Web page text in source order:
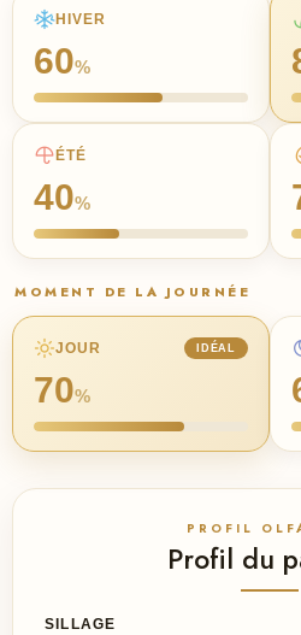
HIVER
60%
ÉTÉ
40%
MOMENT DE LA JOURNÉE
JOUR IDÉAL
70%
PROFIL
Profil du
SILLAGE